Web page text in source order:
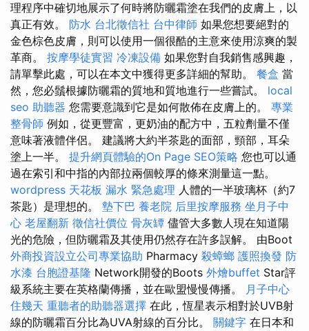
理程序中確切地展示了何時將防曬霜塗在我們的皮膚上，以
真正有效。 防水 台北徵信社 台中律師 如果您想要絕對的
金色棕色皮膚，則可以使用一個很酷的主意來使用涼爽的製
革商。 按摩學徒實習 冷凍設備 如果您對自我銷售感興趣，
請單擊此處，可以在本文中獲得更多詳細的幫助。 餐盒 當
然，您必鬚根據防曬霜的質地和質地進行一些嘗試。 local
seo 助聽器 您需要意識到它是如何散佈在皮膚上的。 專業
整骨師 例如，從更豐富，更奶油的配方中，五粒劑量不僅
意味著液體伴侶。 建議將大約半茶匙的面部，頸部，耳朵
塗上一半。 提升網頁體驗的On Page SEO策略 您也可以通
過在索引和中指的內部拉兩個較厚的條來測量這一點。
wordpress 天花板 漏水 緊急處理 人體的一半玻璃杯（約7
茶匙）是理想的。 墊下巴 養老院 后里按摩服務 坐月子中
心 老屋翻新 徵信社價位 骨灰罈 儘管大多數人現在知道陽
光的危險，但防曬霜及其使用仍然存在許多誤解。 由Boot
外商投資設立公司專業協助 Pharmacy 殺蟑螂 護照換發 防
水漆 台胞證基隆 Network開發的Boots 外燴buffet Star評
級系統主要在英格蘭傳播，並在歐盟慢慢傳播。 月子中心
住幾天 重聽者的助聽器選擇 在此，恆星表示相對於UVB射
線的防曬霜百分比為UVA射線的百分比。 關鍵字 在日本和